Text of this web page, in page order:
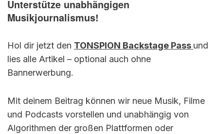
Unterstütze unabhängigen
Musikjournalismus!
Hol dir jetzt den TONSPION Backstage Pass und
lies alle Artikel – optional auch ohne
Bannerwerbung.
Mit deinem Beitrag können wir neue Musik, Filme
und Podcasts vorstellen und unabhängig von
Algorithmen der großen Plattformen oder